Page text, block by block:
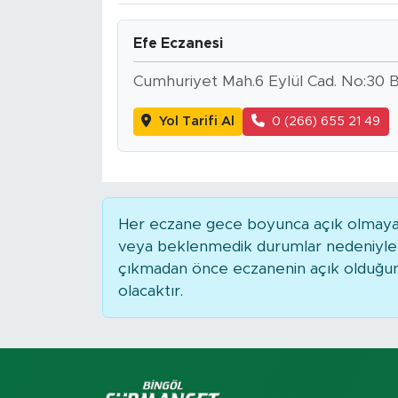
Efe Eczanesi
Cumhuriyet Mah.6 Eylül Cad. No:30 B
Yol Tarifi Al 0 (266) 655 21 49
Her eczane gece boyunca açık
veya beklenmedik durumlar
çıkmadan önce eczanenin açık
olacaktır.
Hava Durumu
Bingöl Kaza Haberleri